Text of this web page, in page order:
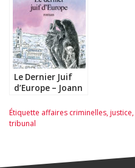
Le Dernier Juif
d’Europe – Joann
Étiquette affaires criminelles,justice,
tribunal